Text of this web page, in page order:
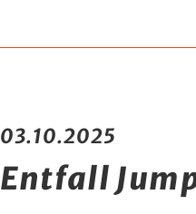
03.10.2025
Entfall